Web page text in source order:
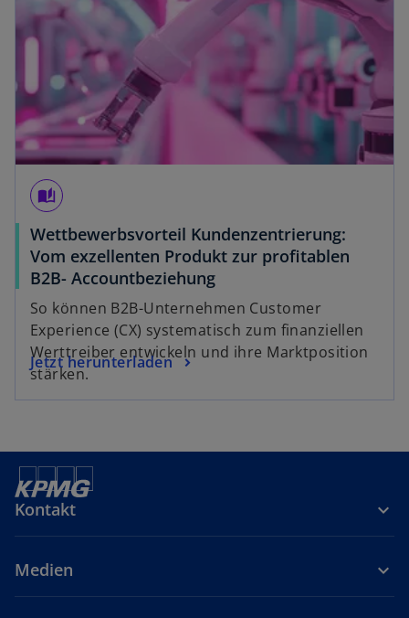
auto_stories
Wettbewerbsvorteil Kundenzentrierung:
Vom exzellenten Produkt zur profitablen
B2B- Accountbeziehungw
r
d
i
n
e
So können B2B-Unternehmen Customer
Experience (CX) systematisch zum finanziellen
Werttreiber entwickeln und ihre Marktposition
stärken.
Jetzt herunterladen
w
i
r
i
n
e
i
n
r
n
Kontakt
Medien